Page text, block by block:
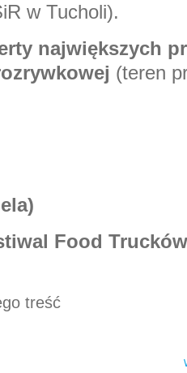
w Tucholi).
największych
(teren
Food Trucków